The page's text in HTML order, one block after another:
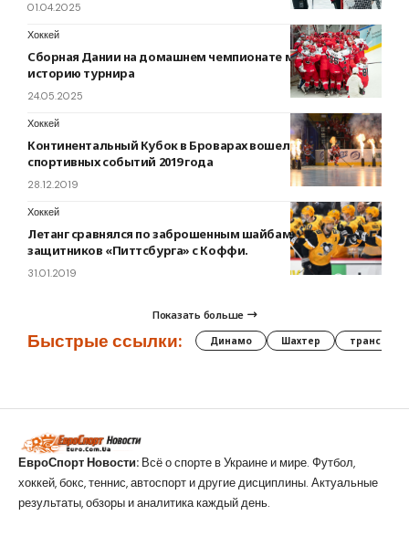
01.04.2025
Хоккей
Сборная Дании на домашнем чемпионате мира вошла в
историю турнира
24.05.2025
Хоккей
Континентальный Кубок в Броварах вошел в топ-10
спортивных событий 2019 года
28.12.2019
Хоккей
Летанг сравнялся по заброшенным шайбам среди
защитников «Питтсбурга» с Коффи.
31.01.2019
Показать больше
Быстрые ссылки: Динамо Шахтер трансферы
ЕвроСпорт Новости: Всё о спорте в Украине и мире. Футбол,
хоккей, бокс, теннис, автоспорт и другие дисциплины. Актуальные
результаты, обзоры и аналитика каждый день.